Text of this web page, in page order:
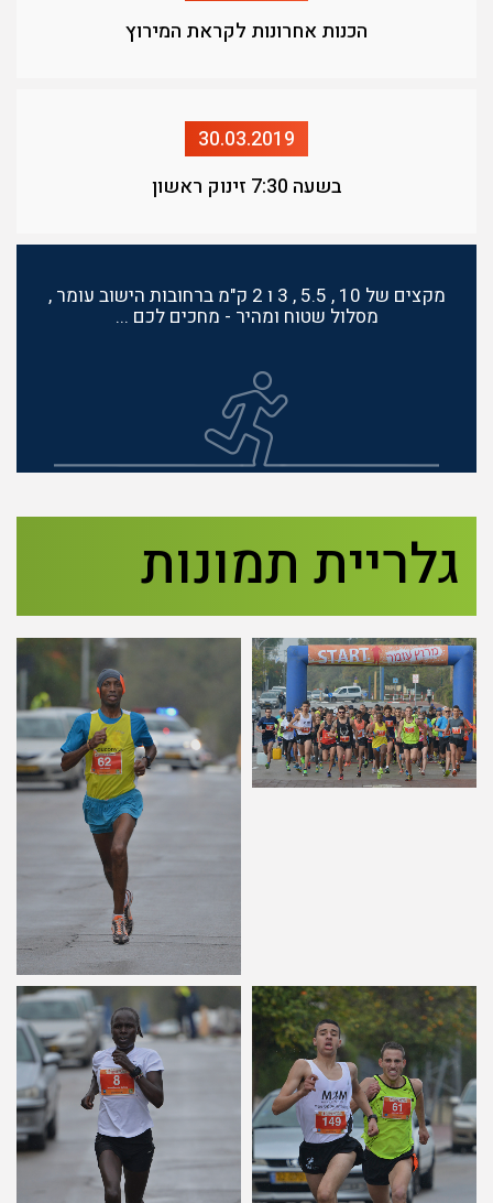
הכנות אחרונות לקראת המירוץ
30.03.2019
בשעה 7:30 זינוק ראשון
מקצים של 10 , 5.5 , 3 ו 2 ק"מ ברחובות הישוב עומר ,
מסלול שטוח ומהיר - מחכים לכם ...
גלריית תמונות